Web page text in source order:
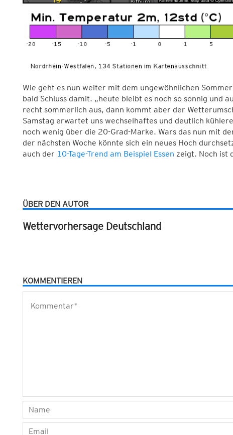
Wie geht es nun weiter mit dem ungewöhnlichen
bald Schluss damit. „heute bleibt es noch so sonnig und
recht sommerlich aus, dann kommt aber der
Samstag erwartet uns wechselhaftes und deutlich
noch wenig über die 20-Grad-Marke. Wars das nun mit
der nächsten Woche könnte sich ein neues Hoch
auch der 10-Tage-Trend am Beispiel Essen zeigt. Noch ist
ÜBER DEN AUTOR
Wettervorhersage Deutschland
KOMMENTIEREN